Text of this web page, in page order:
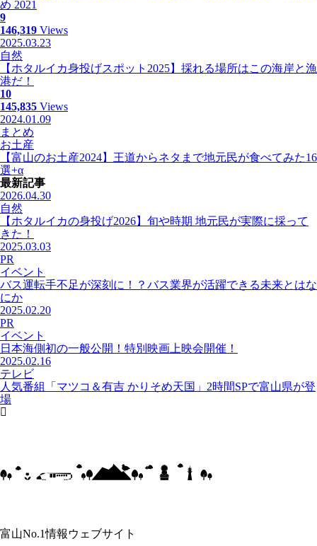
め 2021
9
146,319 Views
2025.03.23
自然
【ホタルイカ身投げスポット2025】採れる場所はこの海岸と漁
港だ！
10
145,835 Views
2024.01.09
まとめ
お土産
【富山のお土産2024】王道からネタまで地元民が食べてみた16
選+α
最新記事
2026.04.30
自然
【ホタルイカの身投げ2026】旬や時期 地元民が実際に採って
きた！
2025.03.03
PR
イベント
バス運転手不足が深刻に！？バス業界が活躍できる未来とはな
にか
2025.02.20
PR
イベント
日本海側初の一般公開！特別映画上映会開催！
2025.02.16
テレビ
人気番組「マツコ＆有吉 かりそめ天国」2時間SPで富山県が登
場
富山No.1情報ウェブサイト